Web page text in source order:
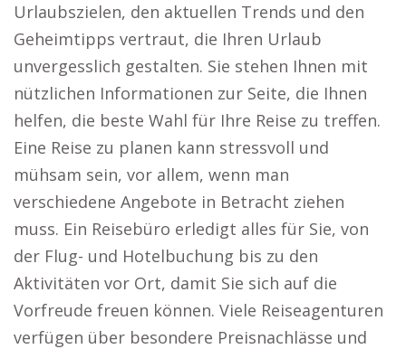
Urlaubszielen, den aktuellen Trends und den
Geheimtipps vertraut, die Ihren Urlaub
unvergesslich gestalten. Sie stehen Ihnen mit
nützlichen Informationen zur Seite, die Ihnen
helfen, die beste Wahl für Ihre Reise zu treffen.
Eine Reise zu planen kann stressvoll und
mühsam sein, vor allem, wenn man
verschiedene Angebote in Betracht ziehen
muss. Ein Reisebüro erledigt alles für Sie, von
der Flug- und Hotelbuchung bis zu den
Aktivitäten vor Ort, damit Sie sich auf die
Vorfreude freuen können. Viele Reiseagenturen
verfügen über besondere Preisnachlässe und